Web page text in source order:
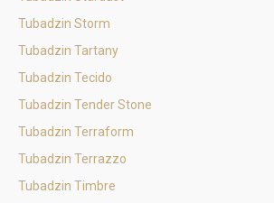
Tubadzin Storm
Tubadzin Tartany
Tubadzin Tecido
Tubadzin Tender Stone
Tubadzin Terraform
Tubadzin Terrazzo
Tubadzin Timbre